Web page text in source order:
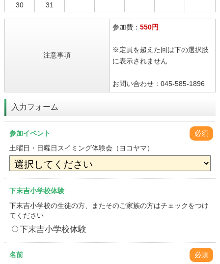
30
31
注意事項
参加費： 550円
※定員を超えた回は下の選択肢
に表示されません
お問い合わせ：045-585-1896
入力フォーム
参加イベント
必須
土曜日・日曜日スイミング体験会（ヨコヤマ）
下末吉小学校体験
下末吉小学校の生徒の方、またそのご家族の方はチェックをつけ
てください
下末吉小学校体験
名前
必須